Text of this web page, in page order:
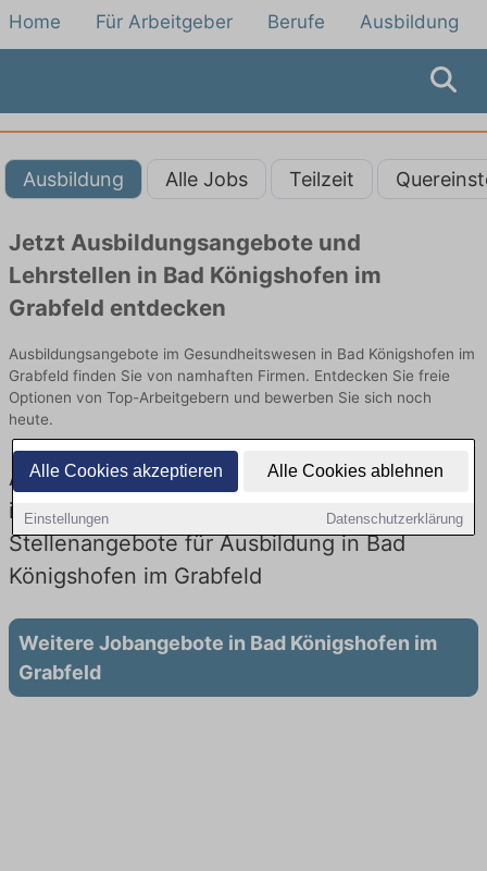
Alle Cookies akzeptieren Alle Cookies ablehnen
Einstellungen Datenschutzerklärung
Home Für Arbeitgeber Berufe Ausbildung
Ausbildung Alle Jobs Teilzeit
Jetzt Ausbildungsangebote und
Lehrstellen in Bad Königshofen im
Grabfeld entdecken
Ausbildungsangebote im Gesundheitswesen in Bad Königshofen im
Grabfeld finden Sie von namhaften Firmen. Entdecken Sie freie
Optionen von Top-Arbeitgebern und bewerben Sie sich noch
heute.
Ausbildung in Bad Königshofen im Grabfeld
im Gesundheitswesen: Aktuell gibt es keine
Stellenangebote für Ausbildung in Bad
Königshofen im Grabfeld
Weitere Jobangebote in Bad Königshofen im
Grabfeld